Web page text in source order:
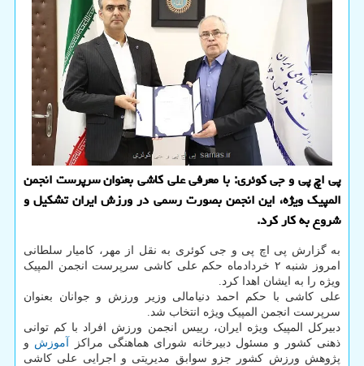
پی اچ پی و جی کوئری: با معرفی علی کاشی بعنوان سرپرست انجمن
المپیک ویژه، این انجمن بصورت رسمی در ورزش ایران تشکیل و
شروع به کار کرد.
به گزارش پی اچ پی و جی کوئری به نقل از مهر، کامیار سلطانی
امروز شنبه ۲ خردادماه حکم علی کاشی سرپرست انجمن المپیک
ویژه را به ایشان اهدا کرد.
علی کاشی با حکم احمد دنیامالی وزیر ورزش و جوانان بعنوان
سرپرست انجمن المپیک ویژه انتخاب شد.
دبیرکل المپیک ویژه ایران، رییس انجمن ورزش افراد با کم توانی
ذهنی کشور و مسئول دبیرخانه شورای هماهنگی مراکز آموزش و
پژوهش ورزش کشور جزو سوابق مدیریتی و اجرایی علی کاشی